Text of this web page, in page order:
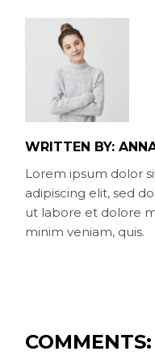
WRITTEN BY:
Lorem ipsum dolor
adipiscing elit, sed
ut labore et dolore
minim veniam, quis.
COMMENTS: